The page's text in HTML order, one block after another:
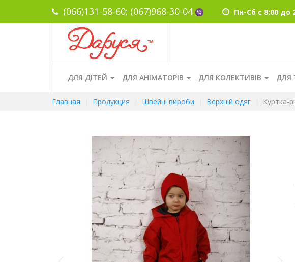
(066)131-58-60; (067)968-30-04 Пн-Сб с 8:00 до
ДЛЯ ДІТЕЙ ДЛЯ АНІМАТОРІВ ДЛЯ КОЛЕКТИВІВ ДЛЯ
Главная Продукция Швейні вироби Верхній одяг Куртка-